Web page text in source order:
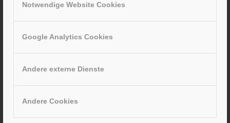
Notwendige Website Cookies
Google Analytics Cookies
Andere externe Dienste
Andere Cookies